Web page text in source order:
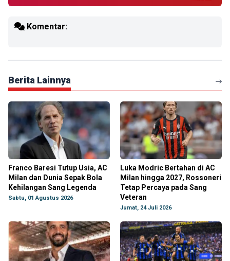
Komentar:
Berita Lainnya
Franco Baresi Tutup Usia, AC
Milan dan Dunia Sepak Bola
Kehilangan Sang Legenda
Sabtu, 01 Agustus 2026
Luka Modric Bertahan di AC
Milan hingga 2027, Rossoneri
Tetap Percaya pada Sang
Veteran
Jumat, 24 Juli 2026